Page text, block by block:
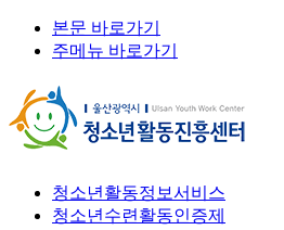
본문 바로가기
주메뉴 바로가기
청소년활동정보서비스
청소년수련활동인증제